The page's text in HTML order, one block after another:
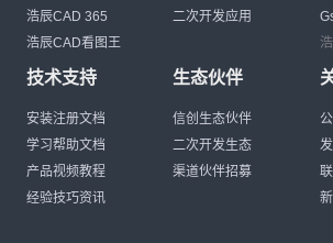
浩辰CAD 365
浩辰CAD看图王
二次开发应用
技术支持
安装注册文档
学习帮助文档
产品视频教程
经验技巧资讯
生态伙伴
信创生态伙伴
二次开发生态
渠道伙伴招募